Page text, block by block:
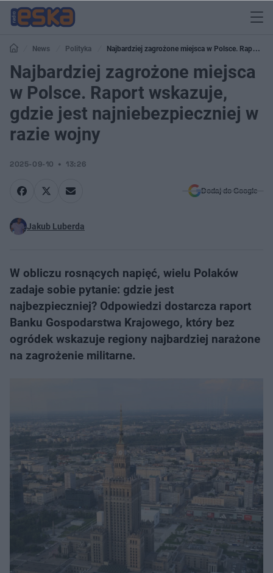
News Polityka
Najbardziej zagrożone miejsca w Polsce. Raport
wskazuje, gdzie jest najniebezpieczniej w razie wojny
Najbardziej zagrożone miejsca
w Polsce. Raport wskazuje,
gdzie jest najniebezpieczniej w
razie wojny
2025-09-10 13:26
Dodaj do Google
Jakub Luberda
W obliczu rosnących napięć, wielu Polaków
zadaje sobie pytanie: gdzie jest
najbezpieczniej? Odpowiedzi dostarcza raport
Banku Gospodarstwa Krajowego, który bez
ogródek wskazuje regiony najbardziej narażone
na zagrożenie militarne.